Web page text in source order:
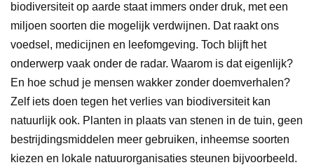
biodiversiteit op aarde staat immers onder druk, met een
miljoen soorten die mogelijk verdwijnen. Dat raakt ons
voedsel, medicijnen en leefomgeving. Toch blijft het
onderwerp vaak onder de radar. Waarom is dat eigenlijk?
En hoe schud je mensen wakker zonder doemverhalen?
Zelf iets doen tegen het verlies van biodiversiteit kan
natuurlijk ook. Planten in plaats van stenen in de tuin, geen
bestrijdingsmiddelen meer gebruiken, inheemse soorten
kiezen en lokale natuurorganisaties steunen bijvoorbeeld.